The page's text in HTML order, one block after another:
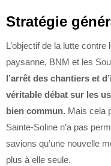
Stratégie
L’objectif de la lutte
paysanne, BNM et les
l’arrêt des chantiers et
véritable débat sur les
bien commun. Mais cela
Sainte-Soline n’a pas
savions qu’une nouvelle
plus à elle seule.